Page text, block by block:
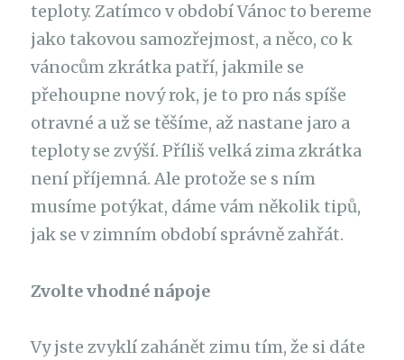
teploty. Zatímco v období Vánoc to bereme
jako takovou samozřejmost, a něco, co k
vánocům zkrátka patří, jakmile se
přehoupne nový rok, je to pro nás spíše
otravné a už se těšíme, až nastane jaro a
teploty se zvýší. Příliš velká zima zkrátka
není příjemná. Ale protože se s ním
musíme potýkat, dáme vám několik tipů,
jak se v zimním období správně zahřát.
Zvolte vhodné nápoje
Vy jste zvyklí zahánět zimu tím, že si dáte